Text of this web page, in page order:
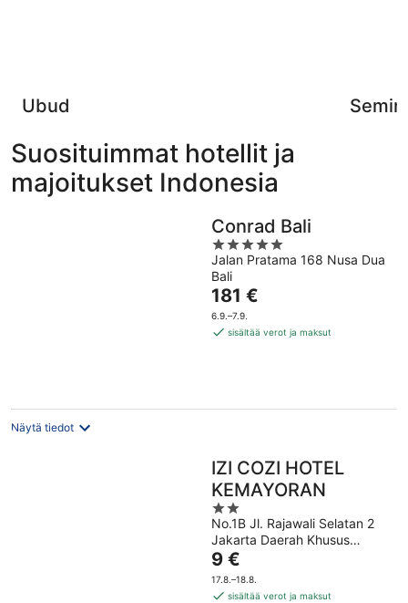
Ubud
Suosituimmat hotellit ja
majoitukset Indonesia
Conrad Bali
5
out
of
5
Jalan Pratama 168 Nusa Dua
Bali
Hinta
on
181 €
181 €
6.9.–7.9.
sisältää verot ja maksut
Näytä tiedot
IZI COZI HOTEL
KEMAYORAN
2
out
of
5
No.1B Jl. Rajawali Selatan 2
Jakarta Daerah Khusus
Ibukota Jakarta
Hinta
on
9 €
9 €
17.8.–18.8.
sisältää verot ja maksut